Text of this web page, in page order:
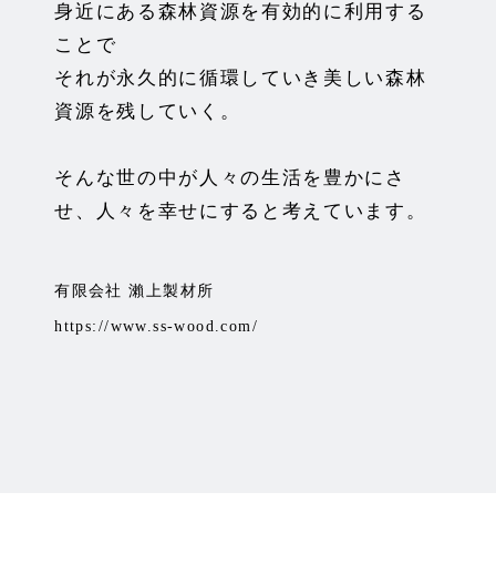
身近にある森林資源を有効的に利用する
ことで
それが永久的に循環していき美しい森林
資源を残していく。
そんな世の中が人々の生活を豊かにさ
せ、人々を幸せにすると考えています。
有限会社 瀨上製材所
https://www.ss-wood.com/